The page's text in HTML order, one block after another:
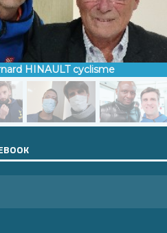
HINAULT cyclisme